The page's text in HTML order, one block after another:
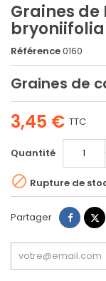
Graines
Référence0160
Graines de
3,45 € TTC
Quantité
 Rupture de
Partager